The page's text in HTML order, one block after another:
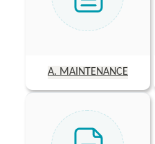
A. MAINTENANCE